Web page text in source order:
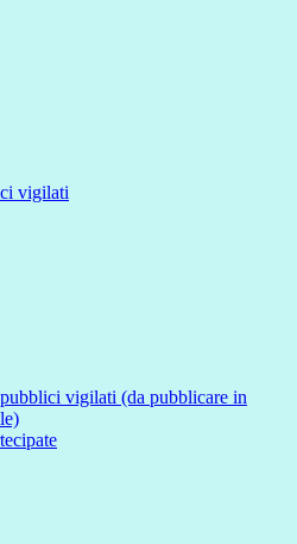
vigilati
vigilati (da pubblicare in